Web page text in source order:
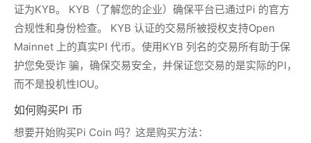
证为KYB。 KYB（了解您的企业）确保平台已通过Pi 的官方
合规性和身份检查。 KYB 认证的交易所被授权支持Open
Mainnet 上的真实PI 代币。使用KYB 列名的交易所有助于保
护您免受诈 骗，确保交易安全，并保证您交易的是实际的PI，
而不是投机性IOU。
如何购买PI 币
想要开始购买Pi Coin 吗？这是购买方法：